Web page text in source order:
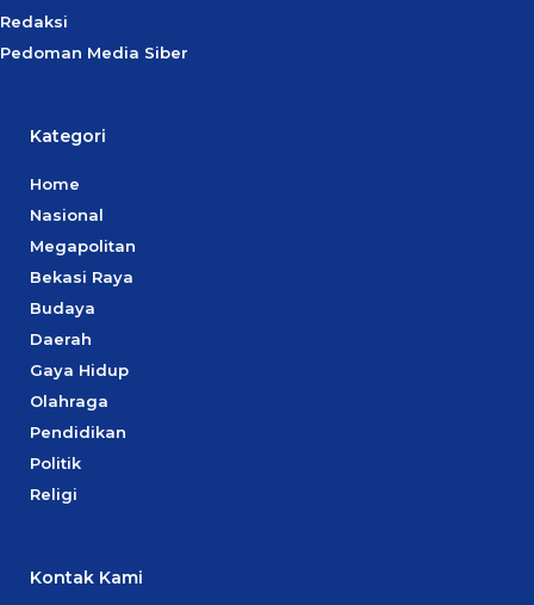
Redaksi
Pedoman Media Siber
Kategori
Home
Nasional
Megapolitan
Bekasi Raya
Budaya
Daerah
Gaya Hidup
Olahraga
Pendidikan
Politik
Religi
Kontak Kami